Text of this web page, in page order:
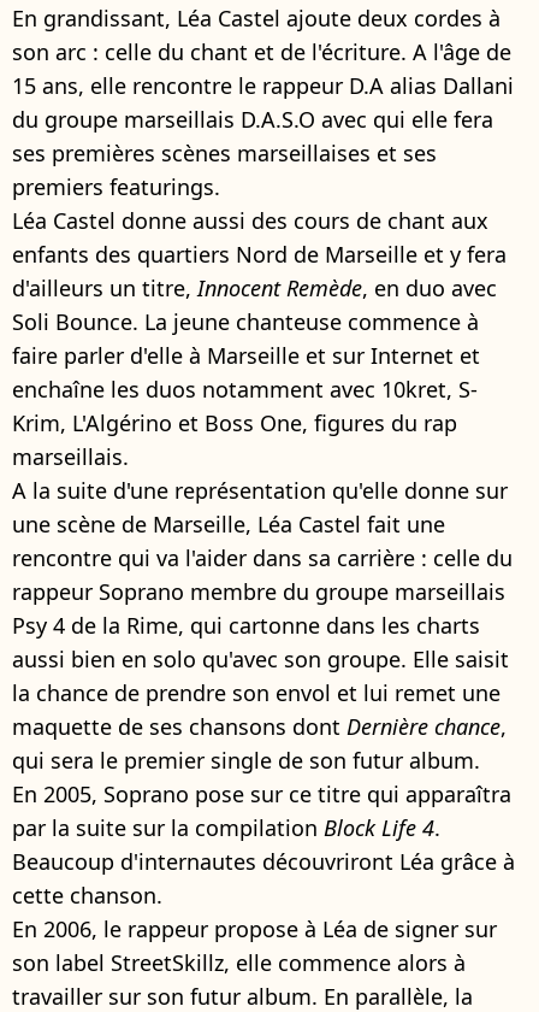
En grandissant, Léa Castel ajoute deux cordes à
son arc : celle du chant et de l'écriture. A l'âge de
15 ans, elle rencontre le rappeur D.A alias Dallani
du groupe marseillais D.A.S.O avec qui elle fera
ses premières scènes marseillaises et ses
premiers featurings.
Léa Castel donne aussi des cours de chant aux
enfants des quartiers Nord de Marseille et y fera
d'ailleurs un titre,Innocent Remède, en duo avec
Soli Bounce. La jeune chanteuse commence à
faire parler d'elle à Marseille et sur Internet et
enchaîne les duos notamment avec 10kret, S-
Krim, L'Algérino et Boss One, figures du rap
marseillais.
A la suite d'une représentation qu'elle donne sur
une scène de Marseille, Léa Castel fait une
rencontre qui va l'aider dans sa carrière : celle du
rappeur Soprano membre du groupe marseillais
Psy 4 de la Rime, qui cartonne dans les charts
aussi bien en solo qu'avec son groupe. Elle saisit
la chance de prendre son envol et lui remet une
maquette de ses chansons dont Dernière chance,
qui sera le premier single de son futur album.
En 2005, Soprano pose sur ce titre qui apparaîtra
par la suite sur la compilation Block Life 4.
Beaucoup d'internautes découvriront Léa grâce à
cette chanson.
En 2006, le rappeur propose à Léa de signer sur
son label StreetSkillz, elle commence alors à
travailler sur son futur album. En parallèle, la